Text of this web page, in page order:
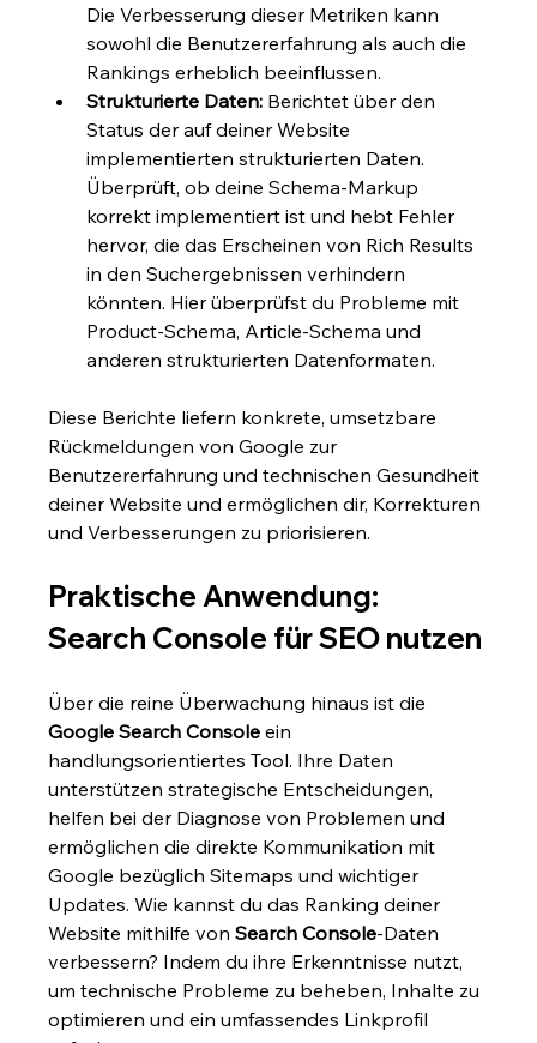
Die Verbesserung dieser Metriken kann
sowohl die Benutzererfahrung als auch die
Rankings erheblich beeinflussen.
Strukturierte Daten: Berichtet über den
Status der auf deiner Website
implementierten strukturierten Daten.
Überprüft, ob deine Schema-Markup
korrekt implementiert ist und hebt Fehler
hervor, die das Erscheinen von Rich Results
in den Suchergebnissen verhindern
könnten. Hier überprüfst du Probleme mit
Product-Schema, Article-Schema und
anderen strukturierten Datenformaten.
Diese Berichte liefern konkrete, umsetzbare
Rückmeldungen von Google zur
Benutzererfahrung und technischen Gesundheit
deiner Website und ermöglichen dir, Korrekturen
und Verbesserungen zu priorisieren.
Praktische Anwendung:
Search Console für SEO nutzen
Über die reine Überwachung hinaus ist die
Google Search Console ein
handlungsorientiertes Tool. Ihre Daten
unterstützen strategische Entscheidungen,
helfen bei der Diagnose von Problemen und
ermöglichen die direkte Kommunikation mit
Google bezüglich Sitemaps und wichtiger
Updates. Wie kannst du das Ranking deiner
Website mithilfe von Search Console-Daten
verbessern? Indem du ihre Erkenntnisse nutzt,
um technische Probleme zu beheben, Inhalte zu
optimieren und ein umfassendes Linkprofil